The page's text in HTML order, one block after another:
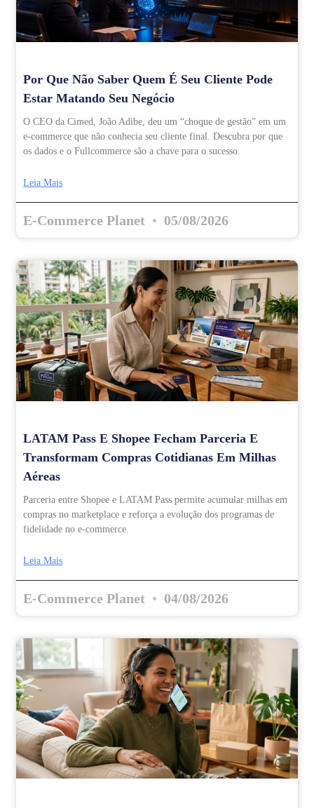
Por Que Não Saber Quem É Seu Cliente Pode
Estar Matando Seu Negócio
O CEO da Cimed, João Adibe, deu um “choque de gestão” em um
e-commerce que não conhecia seu cliente final. Descubra por que
os dados e o Fullcommerce são a chave para o sucesso.
Leia Mais
E-Commerce Planet 05/08/2026
LATAM Pass E Shopee Fecham Parceria E
Transformam Compras Cotidianas Em Milhas
Aéreas
Parceria entre Shopee e LATAM Pass permite acumular milhas em
compras no marketplace e reforça a evolução dos programas de
fidelidade no e-commerce.
Leia Mais
E-Commerce Planet 04/08/2026